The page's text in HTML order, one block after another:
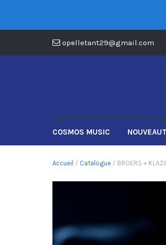
opelletant29@gmail.com
COSMOS MUSIC
Accueil / Catalogue / BROERS +